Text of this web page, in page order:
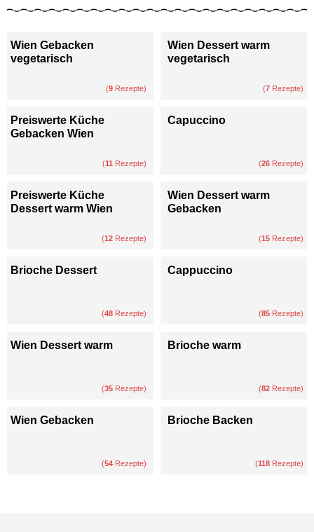
Wien Gebacken
vegetarisch
(9 Rezepte)
Wien Dessert warm
vegetarisch
(7 Rezepte)
Preiswerte Küche
Gebacken Wien
(11 Rezepte)
Capuccino
(26 Rezepte)
Preiswerte Küche
Dessert warm Wien
(12 Rezepte)
Wien Dessert warm
Gebacken
(15 Rezepte)
Brioche Dessert
(48 Rezepte)
Cappuccino
(85 Rezepte)
Wien Dessert warm
(35 Rezepte)
Brioche warm
(82 Rezepte)
Wien Gebacken
(54 Rezepte)
Brioche Backen
(118 Rezepte)